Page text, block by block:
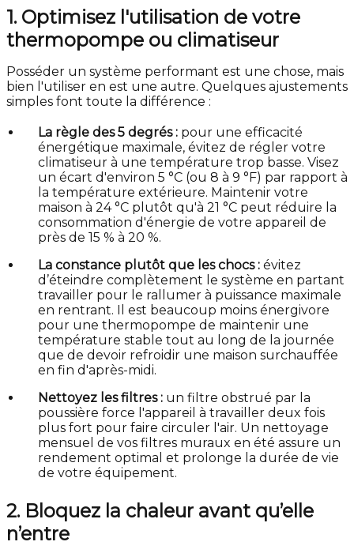
1. Optimisez l'utilisation de votre
thermopompe ou climatiseur
Posséder un système performant est une chose, mais
bien l'utiliser en est une autre. Quelques ajustements
simples font toute la différence :
La règle des 5 degrés : pour une efficacité
énergétique maximale, évitez de régler votre
climatiseur à une température trop basse. Visez
un écart d'environ 5 °C (ou 8 à 9 °F) par rapport à
la température extérieure. Maintenir votre
maison à 24 °C plutôt qu'à 21 °C peut réduire la
consommation d'énergie de votre appareil de
près de 15 % à 20 %.
La constance plutôt que les chocs : évitez
d’éteindre complètement le système en partant
travailler pour le rallumer à puissance maximale
en rentrant. Il est beaucoup moins énergivore
pour une thermopompe de maintenir une
température stable tout au long de la journée
que de devoir refroidir une maison surchauffée
en fin d'après-midi.
Nettoyez les filtres : un filtre obstrué par la
poussière force l'appareil à travailler deux fois
plus fort pour faire circuler l'air. Un nettoyage
mensuel de vos filtres muraux en été assure un
rendement optimal et prolonge la durée de vie
de votre équipement.
2. Bloquez la chaleur avant qu’elle
n’entre